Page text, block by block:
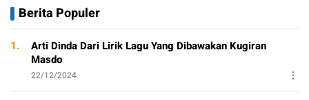
Berita Populer
1.
Arti Dinda Dari Lirik Lagu Yang Dibawakan Kugiran
Masdo
22/12/2024